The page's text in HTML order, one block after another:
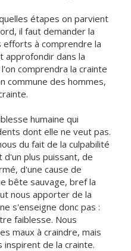
étapes on parvient
il faut demander la
à comprendre la
approfondir dans la
comprendra la crainte
commune des hommes,
humaine qui
dont elle ne veut pas.
du fait de la culpabilité
plus puissant, de
d'une cause de
bête sauvage, bref la
nous apporter de la
s'enseigne donc pas :
faiblesse. Nous
maux à craindre, mais
inspirent de la crainte.